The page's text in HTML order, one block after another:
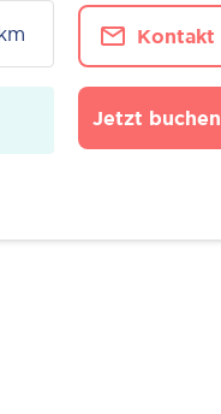
Kontakt
Jetzt buchen